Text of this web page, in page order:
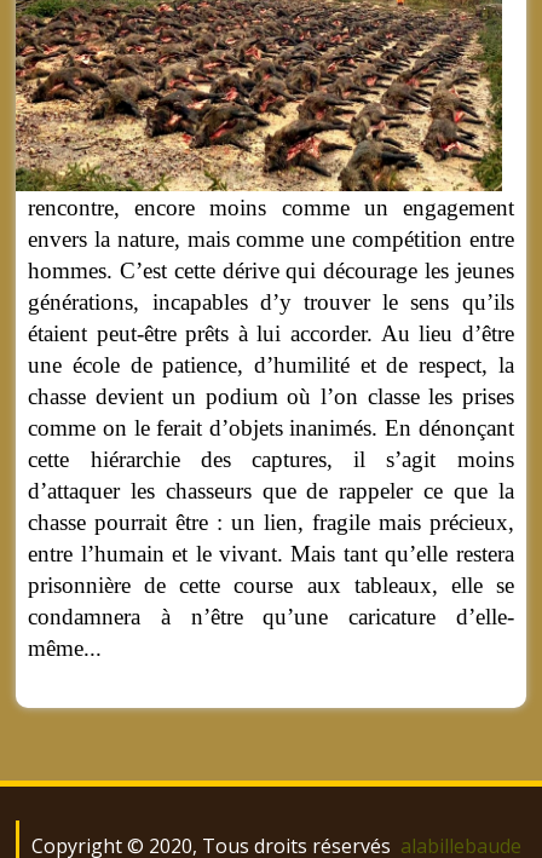
rencontre, encore moins comme un engagement
envers la nature, mais comme une compétition entre
hommes. C’est cette dérive qui décourage les jeunes
générations, incapables d’y trouver le sens qu’ils
étaient peut-être prêts à lui accorder. Au lieu d’être
une école de patience, d’humilité et de respect, la
chasse devient un podium où l’on classe les prises
comme on le ferait d’objets inanimés. En dénonçant
cette hiérarchie des captures, il s’agit moins
d’attaquer les chasseurs que de rappeler ce que la
chasse pourrait être : un lien, fragile mais précieux,
entre l’humain et le vivant. Mais tant qu’elle restera
prisonnière de cette course aux tableaux, elle se
condamnera à n’être qu’une caricature d’elle-
même...
Copyright © 2020, Tous droits réservés alabillebaude